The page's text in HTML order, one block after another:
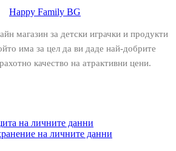
магазин за детски играчки и продукти
има за цел да ви даде най-добрите
качество на атрактивни цени.
на личните данни
на личните данни